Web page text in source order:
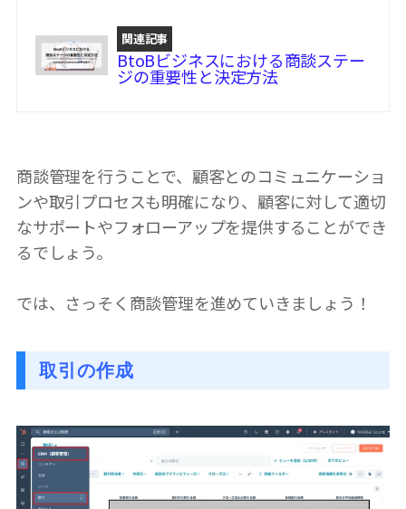
関連記事
BtoBビジネスにおける商談ステー
ジの重要性と決定方法
商談管理を行うことで、顧客とのコミュニケーショ
ンや取引プロセスも明確になり、顧客に対して適切
なサポートやフォローアップを提供することができ
るでしょう。
では、さっそく商談管理を進めていきましょう！
取引の作成